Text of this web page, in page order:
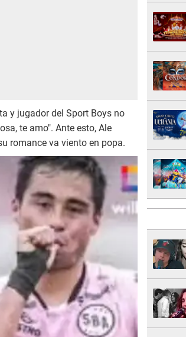
y jugador del Sport Boys no
te amo". Ante esto, Ale
romance va viento en popa.